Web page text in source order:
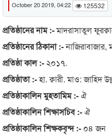
October 20 2019, 04:22 125532
প্রতিষ্ঠানের নাম :-মাদরাসাতুল
প্রতিষ্ঠানের ঠিকানা :-নাজিরাবাজার,
প্রতিষ্ঠা কাল :- ২০১৭.
প্রতিষ্ঠাতা :-হা. ক্বারী. মাও: জাহিদ
প্রতিষ্ঠাকালিন মুহতামিম :-ঐ
প্রতিষ্ঠাকালিন শিক্ষাসচিব :-ঐ
প্রতিষ্ঠাকালিন শিক্ষকবৃন্দ :- ০৪ জন